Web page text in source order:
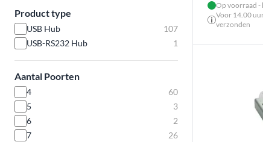
Product type
USB Hub
107
USB-RS232 Hub
1
Aantal Poorten
4
60
5
3
6
2
7
26
Op voorraad -
Voor 14.00
verzonden